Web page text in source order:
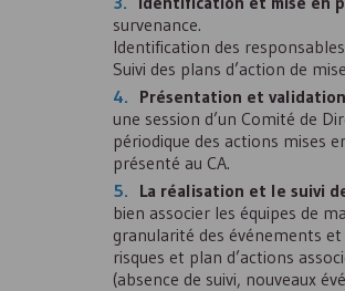
survenance.
Identification des
Suivi des plans d’action de
Présentation et
une session d’un Comité de
périodique des actions mises
présenté au CA.
La réalisation et le suivi
bien associer les équipes de
granularité des événements
risques et plan d’actions
(absence de suivi, nouveaux